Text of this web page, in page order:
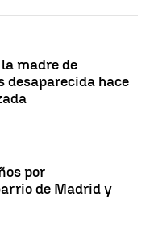
madre de
desaparecida hace
por
de Madrid y